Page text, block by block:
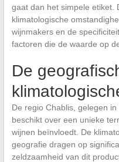
gaat dan het simpele etiket.
klimatologische
wijnmakers en de
factoren die de waarde op
De
De regio Chablis, gelegen
beschikt over een unieke
wijnen beïnvloedt. De
geografie dragen op
zeldzaamheid van dit